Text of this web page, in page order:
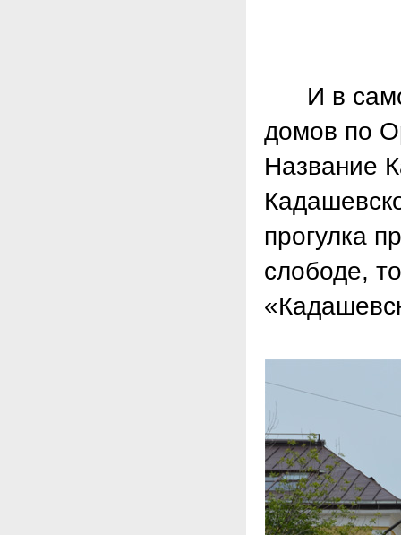
И в
домов по
Название
прогулка
слободе,